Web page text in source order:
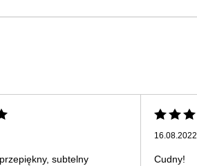
subtelny
16.08.2022
Cudny!